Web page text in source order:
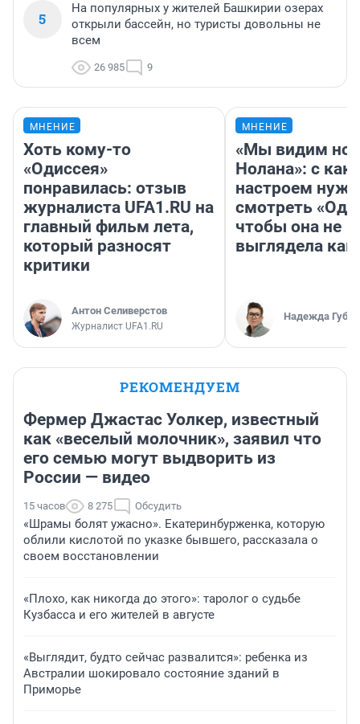
5
На популярных у жителей Башкирии озерах
открыли бассейн, но туристы довольны не
всем
26 985 9
МНЕНИЕ
Хоть кому-то
«Одиссея»
понравилась: отзыв
журналиста UFA1.RU на
главный фильм лета,
который разносят
критики
Антон Селиверстов
Журналист UFA1.RU
МНЕНИЕ
«Мы видим
Нолана»: с
настроем
смотреть
чтобы она не
выглядела как
Надежда
РЕКОМЕНДУЕМ
Фермер Джастас Уолкер, известный
как «веселый молочник», заявил что
его семью могут выдворить из
России — видео
15 часов 8 275 Обсудить
«Шрамы болят ужасно». Екатеринбурженка, которую
облили кислотой по указке бывшего, рассказала о
своем восстановлении
«Плохо, как никогда до этого»: таролог о судьбе
Кузбасса и его жителей в августе
«Выглядит, будто сейчас развалится»: ребенка из
Австралии шокировало состояние зданий в
Приморье